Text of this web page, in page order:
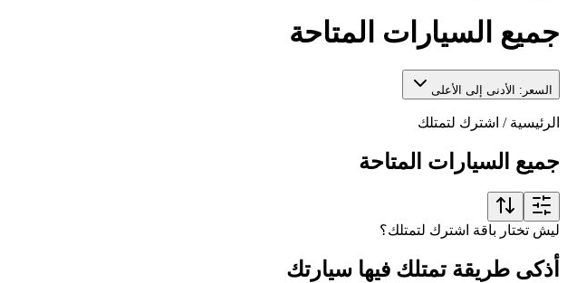
جميع السيارات المتاحة
السعر: الأدنى إلى الأعلى
الرئيسية / اشترك لتمتلك
جميع السيارات المتاحة
ليش تختار باقة اشترك لتمتلك؟
أذكى طريقة تمتلك فيها سيارتك